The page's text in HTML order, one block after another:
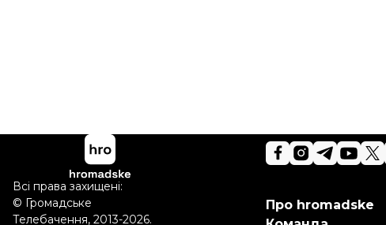
Про hromadske
Всі права захищені:
© Громадське
Телебачення, 2013-2026.